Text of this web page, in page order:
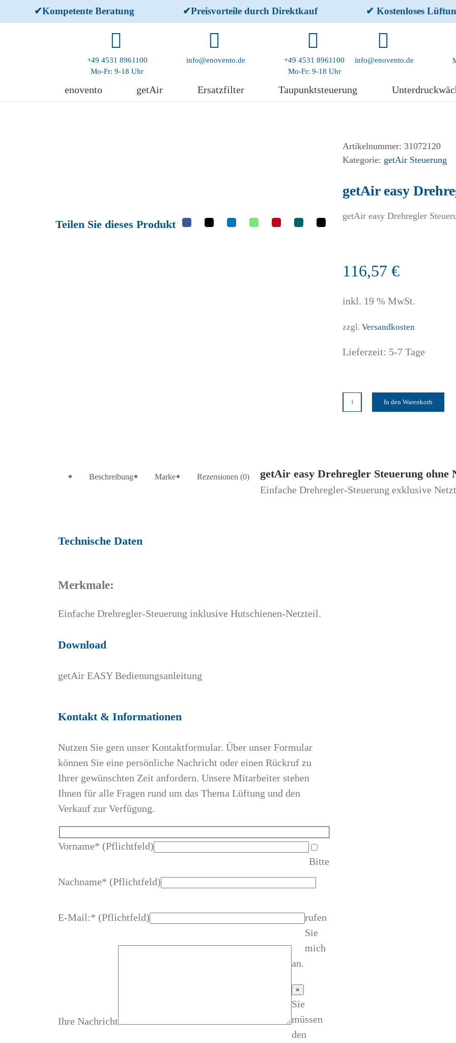
to
✔Kompetente Beratung ✔Preisvorteile durch Direktkauf ✔ Kostenloses
+49 4531 8961100
Mo-Fr: 9-18 Uhr
info@enovento.de
+49 4531 8961100
Mo-Fr: 9-18 Uhr
info@enovento.de
enovento getAir Ersatzfilter Taupunktsteuerung
Teilen Sie dieses Produkt
Artikelnummer: 31072120
Kategorie: getAir Steuerung
getAir easy
getAir easy Drehregler
116,57€
inkl. 19 % MwSt.
zzgl.Versandkosten
Lieferzeit: 5-7 Tage
Netzteil
Menge
In den Warenkorb
Beschreibung Marke Rezensionen (0) getAir easy Drehregler Steuerung ohne
Einfache Drehregler-Steuerung exklusive
Technische Daten
Merkmale:
Einfache Drehregler-Steuerung inklusive Hutschienen-Netzteil.
Download
getAir EASY Bedienungsanleitung
Kontakt & Informationen
Nutzen Sie gern unser Kontaktformular. Über unser Formular
können Sie eine persönliche Nachricht oder einen Rückruf zu
Ihrer gewünschten Zeit anfordern. Unsere Mitarbeiter stehen
Ihnen für alle Fragen rund um das Thema Lüftung und den
Verkauf zur Verfügung.
Vorname* (Pflichtfeld)
Nachname* (Pflichtfeld)
E-Mail:* (Pflichtfeld)
Ihre Nachricht
Bitte
rufen
Sie
mich
an.
×
Sie
müssen
den